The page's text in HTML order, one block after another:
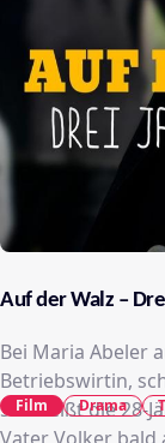
Auf der Walz –
Bei Maria Abeler
Betriebswirtin,
schmeißt die 28-
Film Drama